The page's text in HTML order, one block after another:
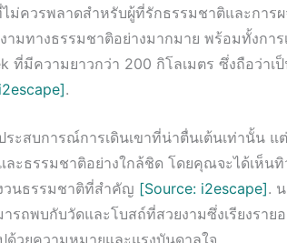
ม่ควรพลาดสำหรับผู้ที่รักธรรมชาติและการ
ามทางธรรมชาติอย่างมากมาย พร้อมทั้งการ
ที่มีความยาวกว่า 200 กิโลเมตร ซึ่งถือว่าเ
.
ะสบการณ์การเดินเขาที่น่าตื่นเต้นเท่านั้น แ
ะธรรมชาติอย่างใกล้ชิด โดยคุณจะได้เห็น
วนธรรมชาติที่สำคัญ [Source: i2escape].
รถพบกับวัดและโบสถ์ที่สวยงามซึ่งเรียงราย